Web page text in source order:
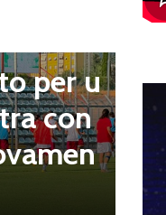
gius
lavora
è tutt
i